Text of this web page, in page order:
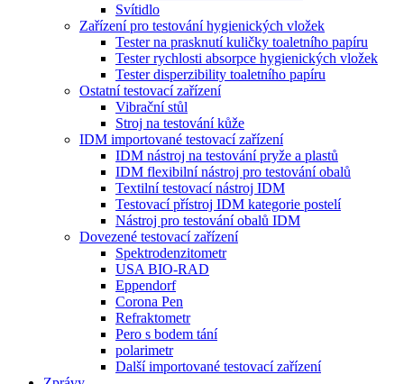
Svítidlo
Zařízení pro testování hygienických vložek
Tester na prasknutí kuličky toaletního papíru
Tester rychlosti absorpce hygienických vložek
Tester disperzibility toaletního papíru
Ostatní testovací zařízení
Vibrační stůl
Stroj na testování kůže
IDM importované testovací zařízení
IDM nástroj na testování pryže a plastů
IDM flexibilní nástroj pro testování obalů
Textilní testovací nástroj IDM
Testovací přístroj IDM kategorie postelí
Nástroj pro testování obalů IDM
Dovezené testovací zařízení
Spektrodenzitometr
USA BIO-RAD
Eppendorf
Corona Pen
Refraktometr
Pero s bodem tání
polarimetr
Další importované testovací zařízení